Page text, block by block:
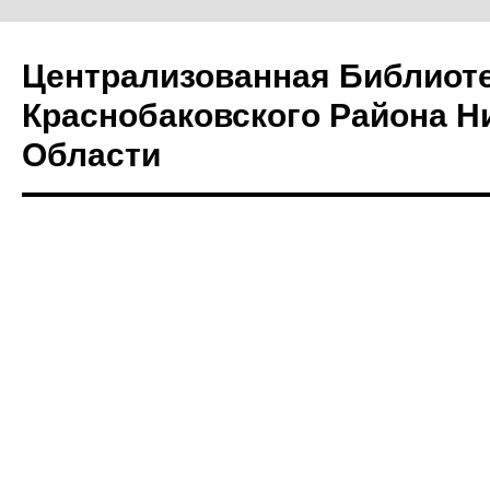
Централизованная
Краснобаковского Района
Области